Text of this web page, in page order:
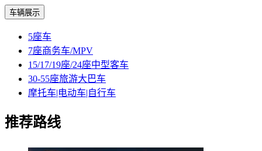
车辆展示
5座车
7座商务车/MPV
15/17/19座/24座中型客车
30-55座旅游大巴车
摩托车|电动车|自行车
推荐路线